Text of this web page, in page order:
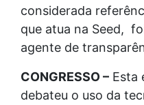
considerada
que atua na Seed,
agente de
CONGRESSO – Esta
debateu o uso da